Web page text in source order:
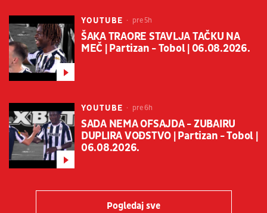
YOUTUBE pre 5h
ŠAKA TRAORE STAVLJA TAČKU NA
MEČ | Partizan - Tobol | 06.08.2026.
YOUTUBE pre 6h
SADA NEMA OFSAJDA - ZUBAIRU
DUPLIRA VOĐSTVO | Partizan - Tobol |
06.08.2026.
Pogledaj sve